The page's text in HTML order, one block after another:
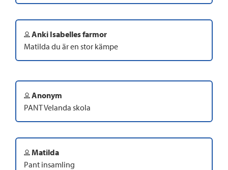
Anki Isabelles farmor
Matilda du är en stor kämpe
Anonym
PANT Velanda skola
Matilda
Pant insamling